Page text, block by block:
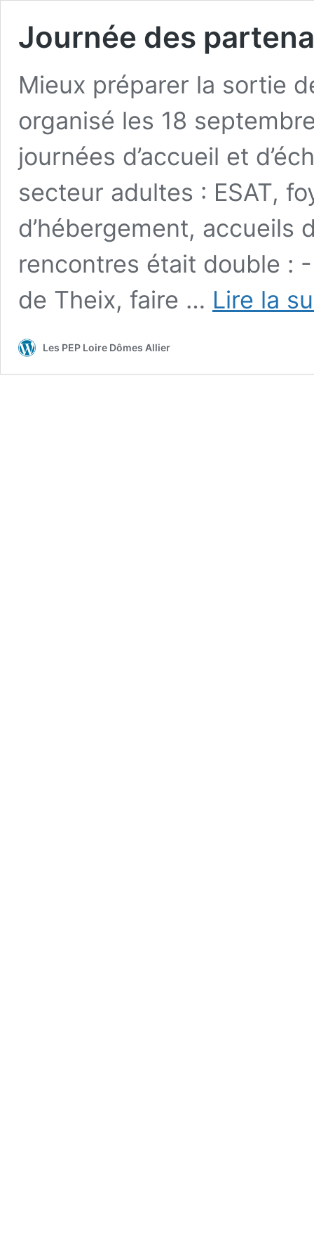
Journée des
Mieux préparer la sortie
organisé les 18
journées d’accueil et
secteur adultes : ESAT,
d’hébergement, accueils
rencontres était double :
de Theix, faire … Lire la
Les PEP Loire Dômes Allier